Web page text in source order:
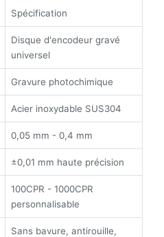
Spécification
Disque d'encodeur gravé
universel
Gravure photochimique
Acier inoxydable SUS304
0,05 mm - 0,4 mm
±0,01 mm haute précision
100CPR - 1000CPR
personnalisable
Sans bavure, antirouille,